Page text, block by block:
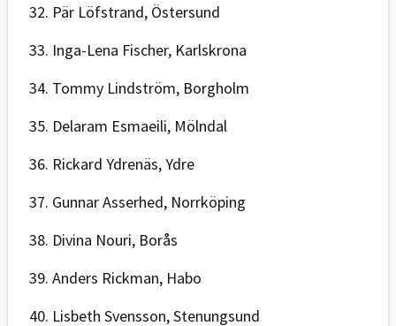
32. Pär Löfstrand, Östersund
33. Inga-Lena Fischer, Karlskrona
34. Tommy Lindström, Borgholm
35. Delaram Esmaeili, Mölndal
36. Rickard Ydrenäs, Ydre
37. Gunnar Asserhed, Norrköping
38. Divina Nouri, Borås
39. Anders Rickman, Habo
40. Lisbeth Svensson, Stenungsund